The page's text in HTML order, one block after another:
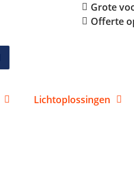
Grote
Offerte
Lichtoplossingen